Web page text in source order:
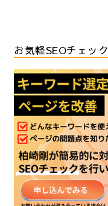
お気軽SEOチェック